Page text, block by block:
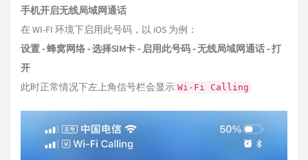
手机开启无线局域网通话
在 WI-FI 环境下启用此号码，以 iOS 为例：
设置 - 蜂窝网络 - 选择SIM卡 - 启用此号码 - 无线局域网通话 - 打
开
此时正常情况下左上角信号栏会显示 Wi-Fi Calling